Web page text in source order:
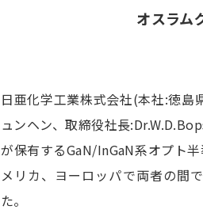
オスラム
日亜化学工業株式会社(本社:徳
ュンヘン、取締役社長
が保有するGaN/InGaN系オプト
メリカ、ヨーロッパで両者の間
た。